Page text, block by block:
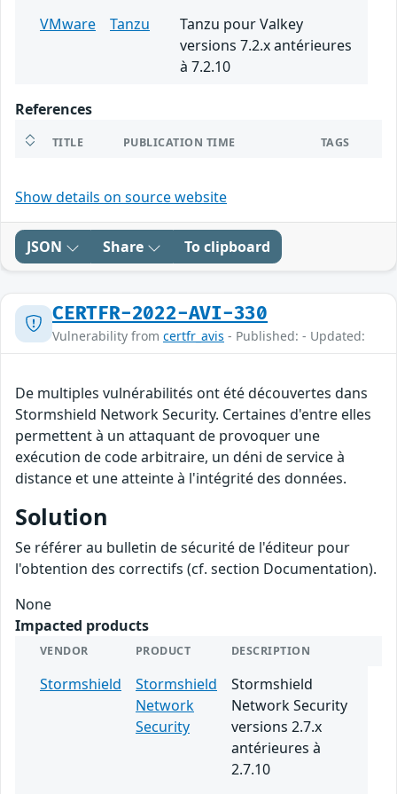
VMware
Tanzu
Tanzu pour Valkey
versions 7.2.x antérieures
à 7.2.10
References
TITLE PUBLICATION TIME TAGS
Show details on source website
JSON Share To clipboard
CERTFR-2022-AVI-330
Vulnerability from certfr_avis - Published: - Updated:
De multiples vulnérabilités ont été découvertes dans
Stormshield Network Security. Certaines d'entre elles
permettent à un attaquant de provoquer une
exécution de code arbitraire, un déni de service à
distance et une atteinte à l'intégrité des données.
Solution
Se référer au bulletin de sécurité de l'éditeur pour
l'obtention des correctifs (cf. section Documentation).
None
Impacted products
VENDOR PRODUCT DESCRIPTION
Stormshield
Stormshield
Network
Security
Stormshield
Network Security
versions 2.7.x
antérieures à
2.7.10